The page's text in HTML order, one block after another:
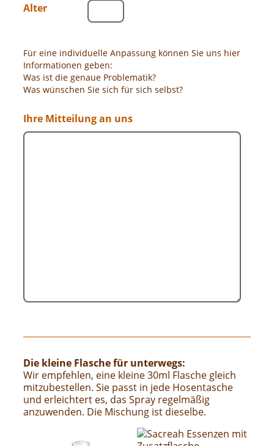
Alter
Für eine individuelle Anpassung können Sie uns hier
Informationen geben:
Was ist die genaue Problematik?
Was wünschen Sie sich für sich selbst?
Ihre Mitteilung an uns
Die kleine Flasche für unterwegs:
Wir empfehlen, eine kleine 30ml Flasche gleich
mitzubestellen. Sie passt in jede Hosentasche
und erleichtert es, das Spray regelmäßig
anzuwenden. Die Mischung ist dieselbe.